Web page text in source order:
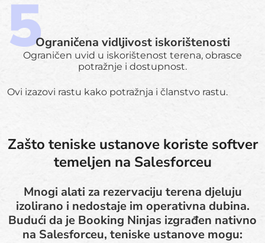
Ograničena vidljivost iskorištenosti
Ograničen uvid u iskorištenost terena, obrasce
potražnje i dostupnost.
Ovi izazovi rastu kako potražnja i članstvo rastu.
Zašto teniske ustanove koriste softver
temeljen na Salesforceu
Mnogi alati za rezervaciju terena djeluju
izolirano i nedostaje im operativna dubina.
Budući da je Booking Ninjas izgrađen nativno
na Salesforceu, teniske ustanove mogu: